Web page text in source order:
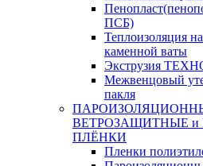
ПСБ)
Теплоизоляция
каменной ваты
Экструзия
Межвенцовый
пакля
ВЕТРОЗАЩИТНЫЕ и
ПЛЁНКИ
Пленки